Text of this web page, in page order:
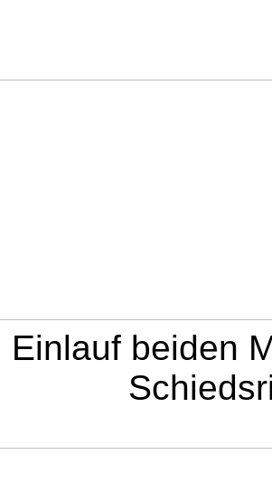
Einlauf beiden